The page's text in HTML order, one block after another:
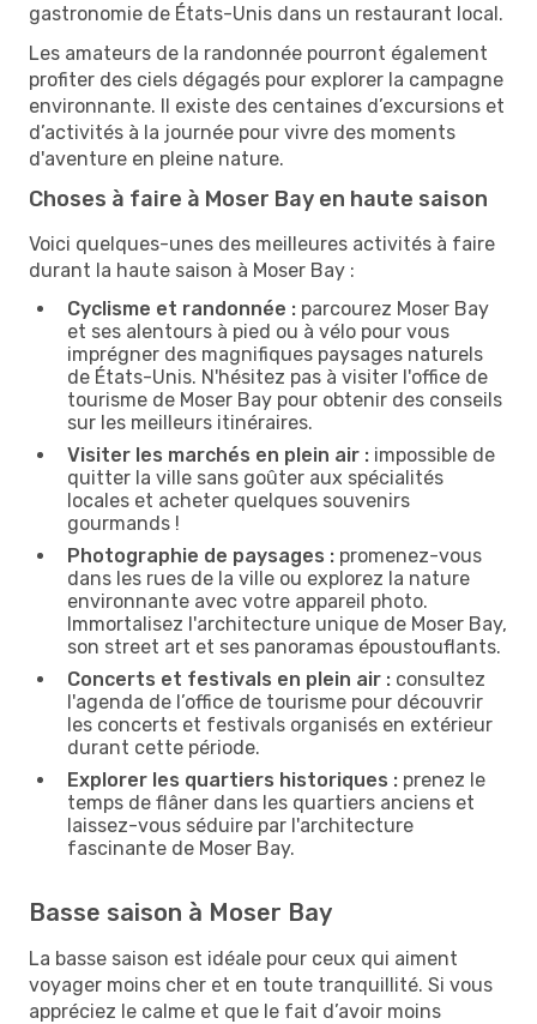
gastronomie de États-Unis dans un restaurant local.
Les amateurs de la randonnée pourront également
profiter des ciels dégagés pour explorer la campagne
environnante. Il existe des centaines d’excursions et
d’activités à la journée pour vivre des moments
d'aventure en pleine nature.
Choses à faire à Moser Bay en haute saison
Voici quelques-unes des meilleures activités à faire
durant la haute saison à Moser Bay :
Cyclisme et randonnée : parcourez Moser Bay
et ses alentours à pied ou à vélo pour vous
imprégner des magnifiques paysages naturels
de États-Unis. N'hésitez pas à visiter l'office de
tourisme de Moser Bay pour obtenir des conseils
sur les meilleurs itinéraires.
Visiter les marchés en plein air : impossible de
quitter la ville sans goûter aux spécialités
locales et acheter quelques souvenirs
gourmands !
Photographie de paysages : promenez-vous
dans les rues de la ville ou explorez la nature
environnante avec votre appareil photo.
Immortalisez l'architecture unique de Moser Bay,
son street art et ses panoramas époustouflants.
Concerts et festivals en plein air : consultez
l'agenda de l’office de tourisme pour découvrir
les concerts et festivals organisés en extérieur
durant cette période.
Explorer les quartiers historiques : prenez le
temps de flâner dans les quartiers anciens et
laissez-vous séduire par l'architecture
fascinante de Moser Bay.
Basse saison à Moser Bay
La basse saison est idéale pour ceux qui aiment
voyager moins cher et en toute tranquillité. Si vous
appréciez le calme et que le fait d’avoir moins